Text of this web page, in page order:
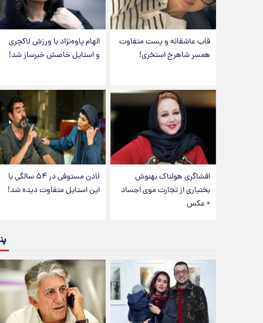
قاب عاشقانه و پست متفاوت
همسر شاهرخ استخری!
الهام پاوه‌نژاد با ورزش لاکچری
و استایل خاصش خبرساز شد!
افشاگری هولناک بهنوش
بختیاری از تجارت موی اجساد
+ عکس
لادن مستوفی در ۵۴ سالگی با
این استایل متفاوت دیده شد!